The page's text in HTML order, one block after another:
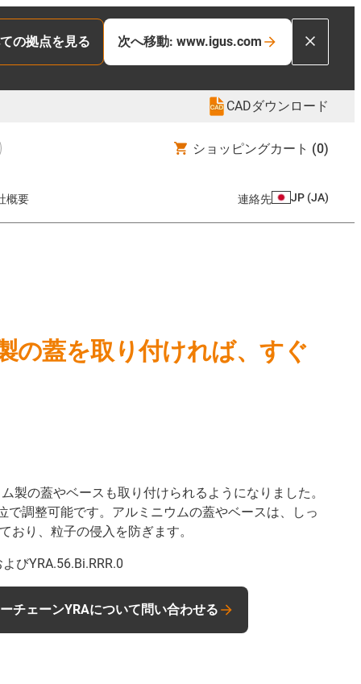
の拠点を見る 次へ移動: www.igus.com
CADダウンロード
ショッピングカート (0)
概要 連絡先 JP (JA)
の蓋を取り付ければ、すぐ
製の蓋やベースも取り付けられるようになりました。
で調整可能です。アルミニウムの蓋やベースは、しっ
おり、粒子の侵入を防ぎます。
びYRA.56.Bi.RRR.0
チェーンYRAについて問い合わせる